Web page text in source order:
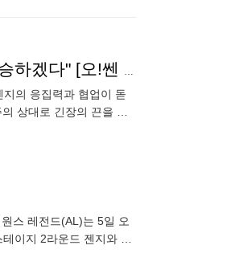
김정수 감독, "T1? BLG? 누가 올라와도 이상하지 않아...2승 더하고 우승하겠다" [오!쎈 인터뷰]
의 응집력과 협업이 돋
상대로 긴장의 끈을 늦
스 레전드(AL)는 5일 오
이지 2라운드 젠지와 경